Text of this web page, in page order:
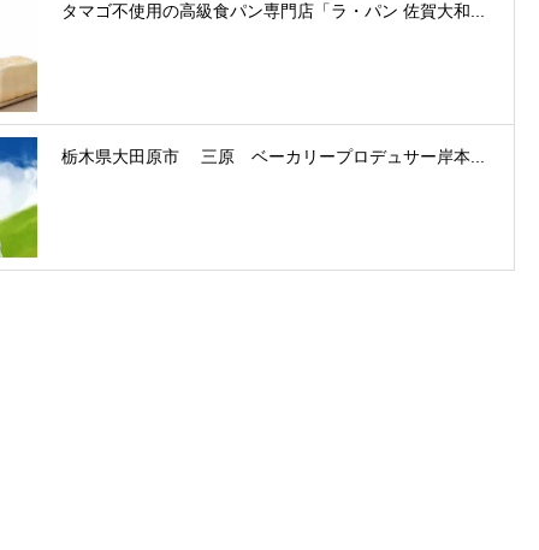
タマゴ不使用の高級食パン専門店「ラ・パン 佐賀大和...
栃木県大田原市 三原 ベーカリープロデュサー岸本...